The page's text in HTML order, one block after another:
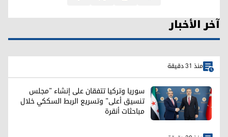
آخر الأخبار
منذ 31 دقيقة
سوريا وتركيا تتفقان على إنشاء "مجلس
تنسيق أعلى" وتسريع الربط السككي خلال
مباحثات أنقرة